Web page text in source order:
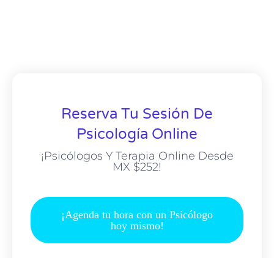
Reserva Tu Sesión De
Psicología Online
¡Psicólogos Y Terapia Online Desde
MX $252!
¡Agenda tu hora con un Psicólogo
hoy mismo!